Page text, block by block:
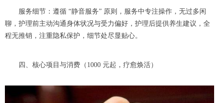
服务细节：遵循 “静音服务” 原则，服务中专注操作，无过多闲
聊，护理前主动沟通身体状况与受力偏好，护理后提供养生建议，全
程无推销，注重隐私保护，细节处尽显贴心。
四、核心项目与消费（1000 元起，疗愈焕活）